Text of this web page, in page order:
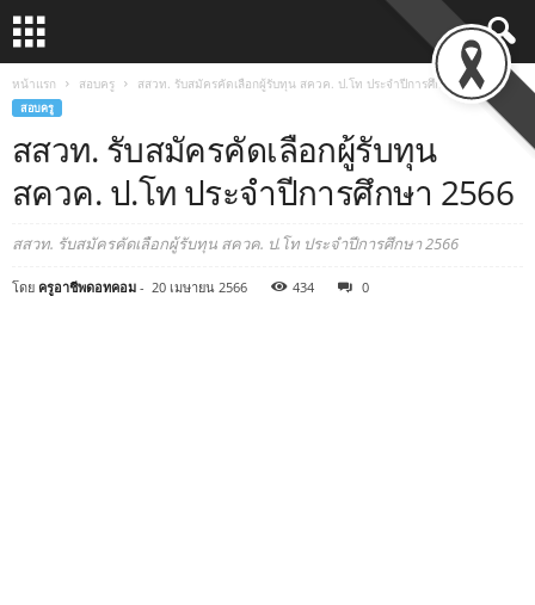
หน้าแรก สอบครู สสวท. รับสมัครคัดเลือกผู้รับทุน สควค. ป.โท ประจำปีการศึกษา 2566
สอบครู
สสวท. รับสมัครคัดเลือกผู้รับทุน
สควค. ป.โท ประจำปีการศึกษา 2566
สสวท. รับสมัครคัดเลือกผู้รับทุน สควค. ป.โท ประจำปีการศึกษา 2566
โดย ครูอาชีพดอทคอม - 20 เมษายน 2566 434 0